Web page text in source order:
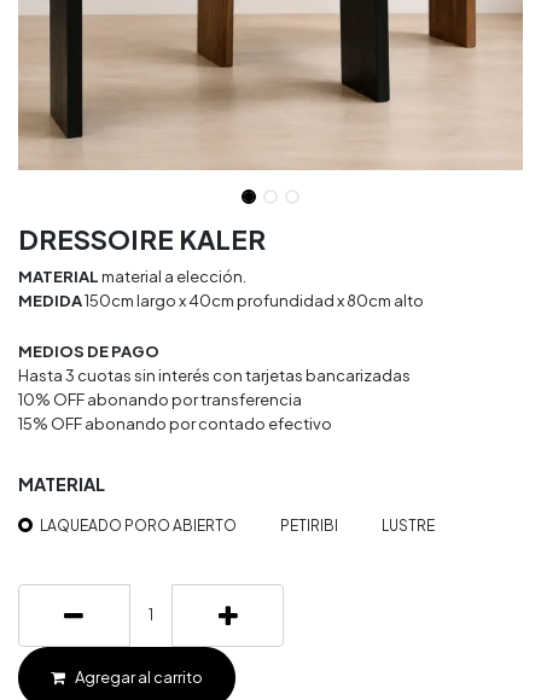
DRESSOIRE KALER
MATERIALmaterial a elección.
MEDIDA150cm largo x 40cm profundidad x 80cm alto
MEDIOS DE PAGO
Hasta 3 cuotas sin interés con tarjetas bancarizadas
10% OFF abonando por transferencia
15% OFF abonando por contado efectivo
MATERIAL
LAQUEADO PORO ABIERTO PETIRIBI LUSTRE
Agregar al carrito